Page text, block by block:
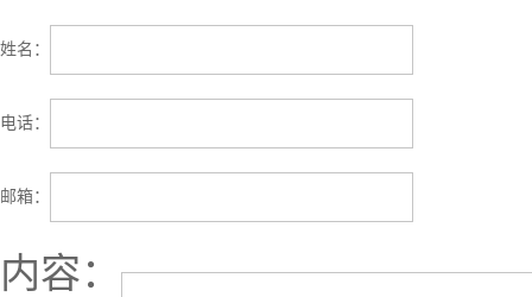
姓名：
电话：
邮箱：
内容：